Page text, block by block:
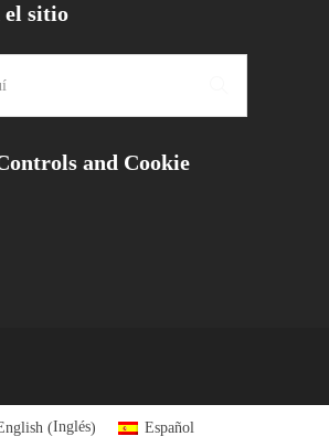
el sitio
and Cookie
(Inglés) Español